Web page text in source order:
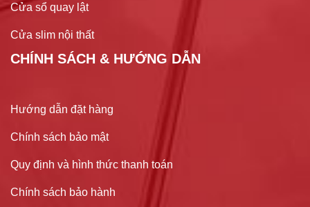
Cửa sổ quay lật
Cửa slim nội thất
CHÍNH SÁCH & HƯỚNG DẪN
Hướng dẫn đặt hàng
Chính sách bảo mật
Quy định và hình thức thanh toán
Chính sách bảo hành